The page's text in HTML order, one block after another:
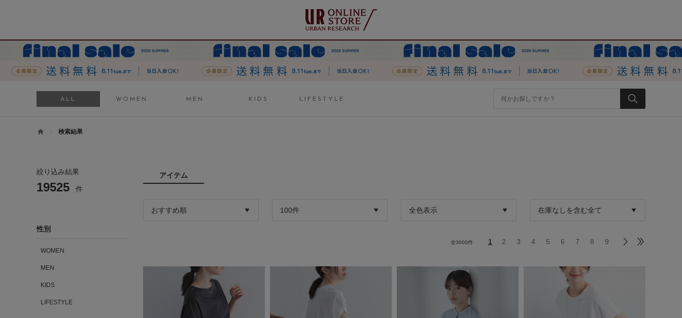
ALL WOMEN MEN KIDS LIFESTYLE
検索結果
絞り込み結果
19525 件
性別
WOMEN
MEN
KIDS
LIFESTYLE
アイテム
全3000件 1 2 3 4 5 6 7 8 9